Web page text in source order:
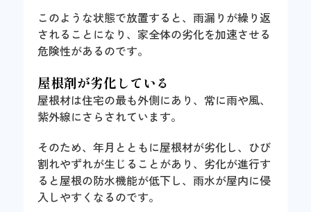
このような状態で放置すると、雨漏りが繰り返
されることになり、家全体の劣化を加速させる
危険性があるのです。
屋根剤が劣化している
屋根材は住宅の最も外側にあり、常に雨や風、
紫外線にさらされています。
そのため、年月とともに屋根材が劣化し、ひび
割れやずれが生じることがあり、劣化が進行す
ると屋根の防水機能が低下し、雨水が屋内に侵
入しやすくなるのです。